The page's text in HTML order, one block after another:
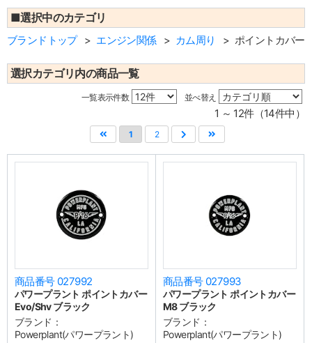
■選択中のカテゴリ
ブランドトップ エンジン関係 カム周り ポイントカバー
選択カテゴリ内の商品一覧
一覧表示件数 並べ替え
1 ～ 12件（14件中）
1 2
商品番号 027992
パワープラント ポイントカバー
Evo/Shv ブラック
ブランド：
Powerplant(パワープラント)
商品番号 027993
パワープラント ポイントカバー
M8 ブラック
ブランド：
Powerplant(パワープラント)